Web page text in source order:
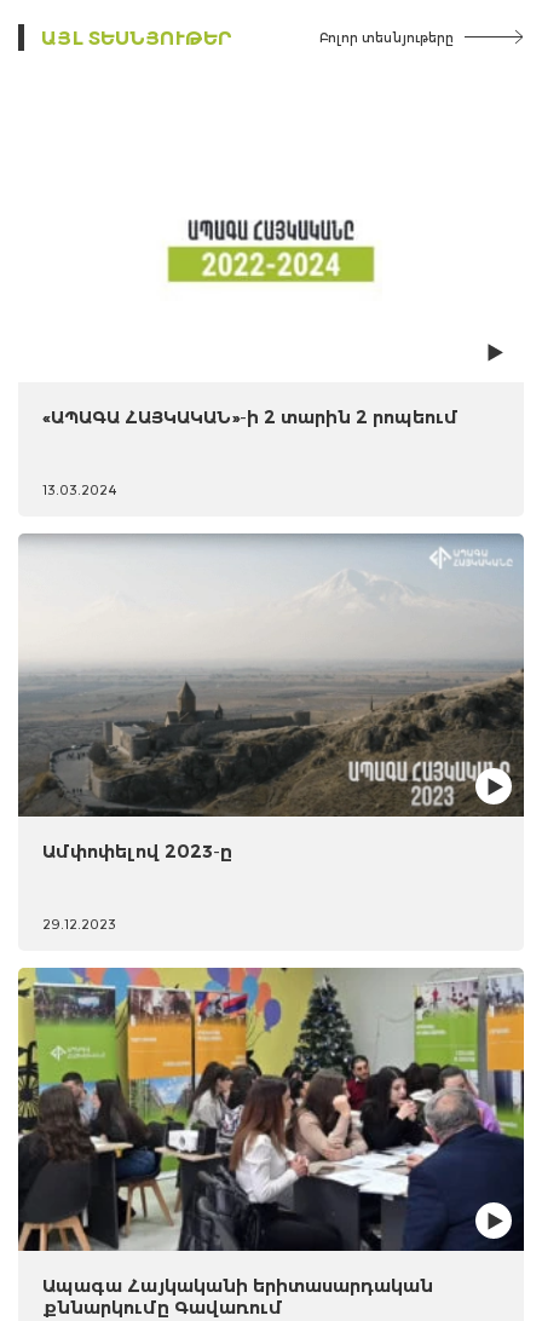
ԱՅԼ ՏԵՍՆՅՈՒԹԵՐ Բոլոր տեսնյութերը
«ԱՊԱԳԱ ՀԱՅԿԱԿԱՆ»-ի 2 տարին 2 րոպեում
13.03.2024
Ամփոփելով 2023-ը
29.12.2023
Ապագա Հայկականի երիտասարդական
քննարկումը Գավառում